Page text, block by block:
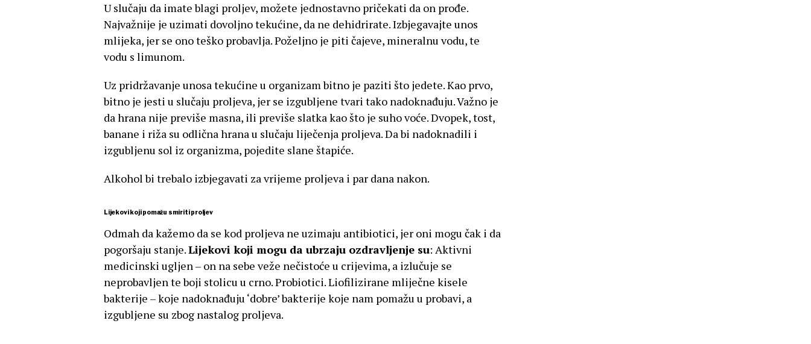
U slučaju da imate blagi proljev, možete jednostavno pričekati da on prođe.
Najvažnije je uzimati dovoljno tekućine, da ne dehidrirate. Izbjegavajte unos
mlijeka, jer se ono teško probavlja. Poželjno je piti čajeve, mineralnu vodu, te
vodu s limunom.
Uz pridržavanje unosa tekućine u organizam bitno je paziti što jedete. Kao prvo,
bitno je jesti u slučaju proljeva, jer se izgubljene tvari tako nadoknađuju. Važno je
da hrana nije previše masna, ili previše slatka kao što je suho voće. Dvopek, tost,
banane i riža su odlična hrana u slučaju liječenja proljeva. Da bi nadoknadili i
izgubljenu sol iz organizma, pojedite slane štapiće.
Alkohol bi trebalo izbjegavati za vrijeme proljeva i par dana nakon.
Lijekovi koji pomažu smiriti proljev
Odmah da kažemo da se kod proljeva ne uzimaju antibiotici, jer oni mogu čak i da
pogoršaju stanje.Lijekovi koji mogu da ubrzaju ozdravljenje su: Aktivni
medicinski ugljen – on na sebe veže nečistoće u crijevima, a izlučuje se
neprobavljen te boji stolicu u crno. Probiotici. Liofilizirane mliječne kisele
bakterije – koje nadoknađuju ‘dobre’ bakterije koje nam pomažu u probavi, a
izgubljene su zbog nastalog proljeva.